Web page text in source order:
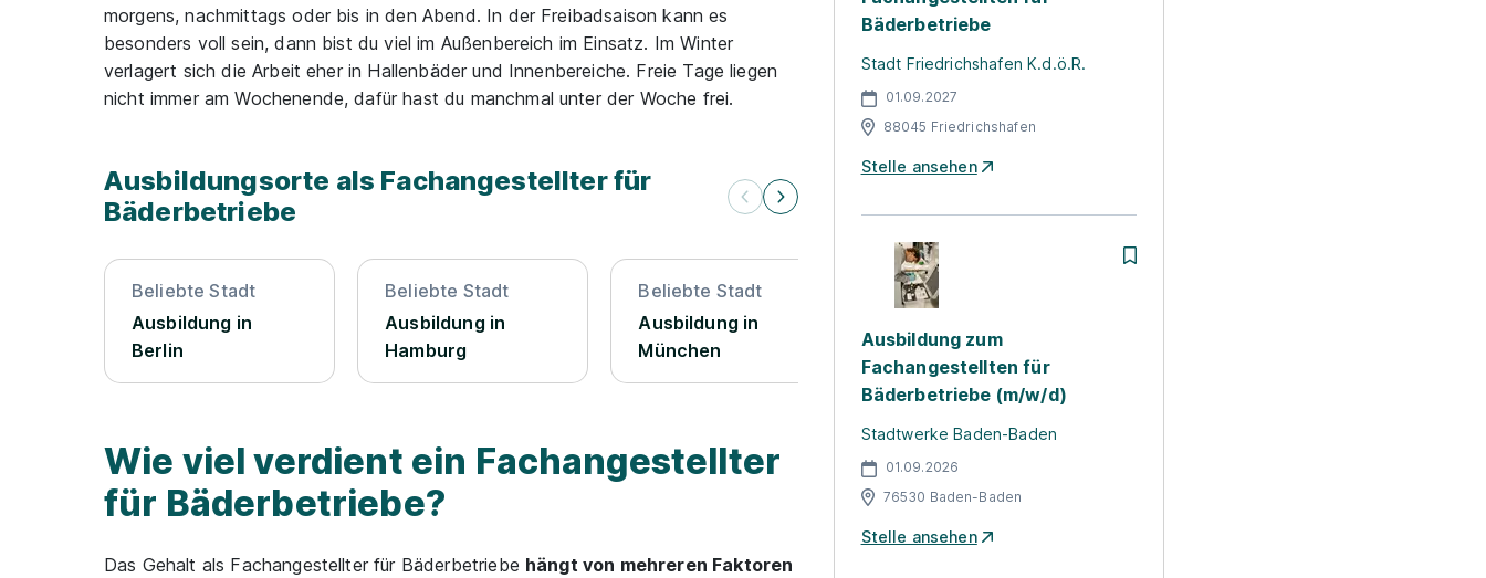
morgens, nachmittags oder bis in den Abend. In der Freibadsaison kann es
besonders voll sein, dann bist du viel im Außenbereich im Einsatz. Im Winter
verlagert sich die Arbeit eher in Hallenbäder und Innenbereiche. Freie Tage liegen
nicht immer am Wochenende, dafür hast du manchmal unter der Woche frei.
Ausbildungsorte als Fachangestellter für
Bäderbetriebe
Beliebte Stadt
Ausbildung in
Berlin
Beliebte Stadt
Ausbildung in
Hamburg
Beliebte Stadt
Ausbildung in
München
Beliebte Stadt
Wie viel verdient ein Fachangestellter
für Bäderbetriebe?
Das Gehalt als Fachangestellter für Bäderbetriebe hängt von mehreren Faktoren
Bäderbetriebe
Stadt Friedrichshafen K.d.ö.R.
01.09.2027
88045 Friedrichshafen
Stelle ansehen
Ausbildung zum
Fachangestellten für
Bäderbetriebe (m/w/d)
Stadtwerke Baden-Baden
01.09.2026
76530 Baden-Baden
Stelle ansehen